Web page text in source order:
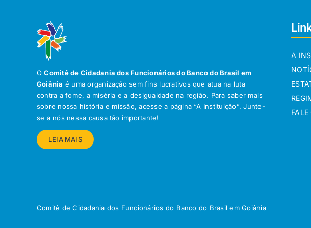
OComitê de Cidadania dos Funcionários do Banco do Brasil em
Goiânia é uma organização sem fins lucrativos que atua na luta
contra a fome, a miséria e a desigualdade na região. Para saber mais
sobre nossa história e missão, acesse a página “A Instituição”. Junte-
se a nós nessa causa tão importante!
LEIA MAIS
A
FALE
Comitê de Cidadania dos Funcionários do Banco do Brasil em Goiânia